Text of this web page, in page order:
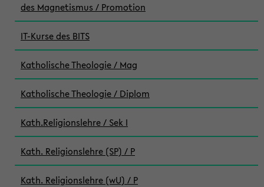
des Magnetismus / Promotion
IT-Kurse des BITS
Katholische Theologie / Mag
Katholische Theologie / Diplom
Kath.Religionslehre / Sek I
Kath. Religionslehre (SP) / P
Kath. Religionslehre (wU) / P